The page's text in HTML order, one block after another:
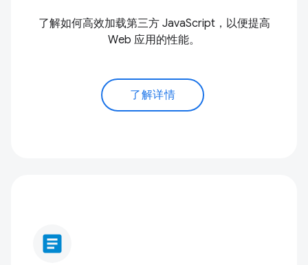
了解如何高效加载第三方 JavaScript，以便提高
Web 应用的性能。
了解详情
article